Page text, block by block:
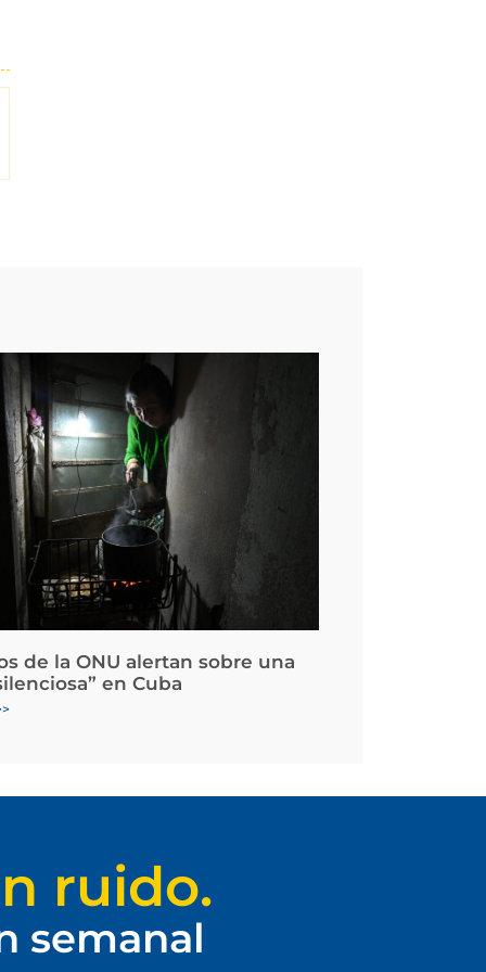
de la ONU alertan sobre una
en Cuba
ruido.
semanal